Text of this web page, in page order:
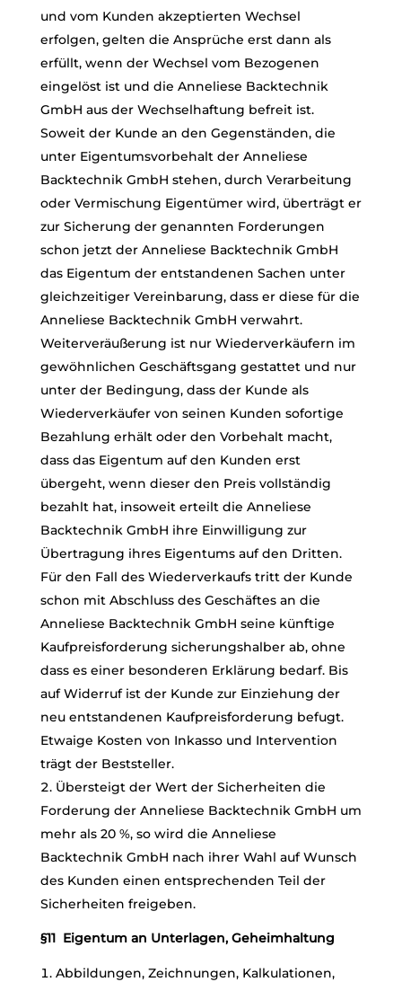
und vom Kunden akzeptierten Wechsel
erfolgen, gelten die Ansprüche erst dann als
erfüllt, wenn der Wechsel vom Bezogenen
eingelöst ist und die Anneliese Backtechnik
GmbH aus der Wechselhaftung befreit ist.
Soweit der Kunde an den Gegenständen, die
unter Eigentumsvorbehalt der Anneliese
Backtechnik GmbH stehen, durch Verarbeitung
oder Vermischung Eigentümer wird, überträgt er
zur Sicherung der genannten Forderungen
schon jetzt der Anneliese Backtechnik GmbH
das Eigentum der entstandenen Sachen unter
gleichzeitiger Vereinbarung, dass er diese für die
Anneliese Backtechnik GmbH verwahrt.
Weiterveräußerung ist nur Wiederverkäufern im
gewöhnlichen Geschäftsgang gestattet und nur
unter der Bedingung, dass der Kunde als
Wiederverkäufer von seinen Kunden sofortige
Bezahlung erhält oder den Vorbehalt macht,
dass das Eigentum auf den Kunden erst
übergeht, wenn dieser den Preis vollständig
bezahlt hat, insoweit erteilt die Anneliese
Backtechnik GmbH ihre Einwilligung zur
Übertragung ihres Eigentums auf den Dritten.
Für den Fall des Wiederverkaufs tritt der Kunde
schon mit Abschluss des Geschäftes an die
Anneliese Backtechnik GmbH seine künftige
Kaufpreisforderung sicherungshalber ab, ohne
dass es einer besonderen Erklärung bedarf. Bis
auf Widerruf ist der Kunde zur Einziehung der
neu entstandenen Kaufpreisforderung befugt.
Etwaige Kosten von Inkasso und Intervention
trägt der Beststeller.
Übersteigt der Wert der Sicherheiten die
Forderung der Anneliese Backtechnik GmbH um
mehr als 20 %, so wird die Anneliese
Backtechnik GmbH nach ihrer Wahl auf Wunsch
des Kunden einen entsprechenden Teil der
Sicherheiten freigeben.
§11 Eigentum an Unterlagen, Geheimhaltung
Abbildungen, Zeichnungen, Kalkulationen,